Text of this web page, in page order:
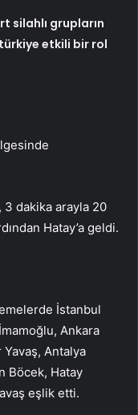
silahlı grupların
etkili bir rol
3 dakika arayla 20
Hatay’a geldi.
İstanbul
Ankara
Antalya
Böcek, Hatay
eşlik etti.